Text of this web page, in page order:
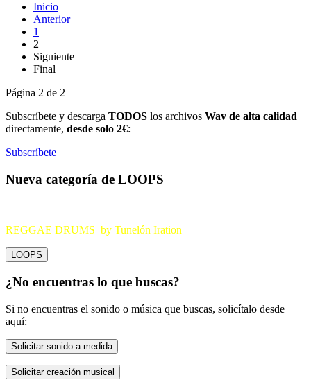
Inicio
Anterior
1
2
Siguiente
Final
Página 2 de 2
Subscríbete y descarga TODOS los archivos Wav de alta calidad
directamente, desde solo 2€:
Subscríbete
Nueva categoría de LOOPS
REGGAE DRUMS by Tunelón Iration
LOOPS
¿No encuentras lo que buscas?
Si no encuentras el sonido o música que buscas, solicítalo desde
aquí:
Solicitar sonido a medida
Solicitar creación musical